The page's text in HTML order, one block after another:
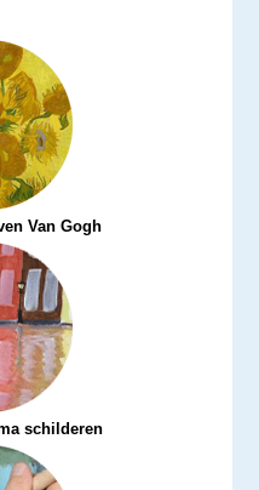
Van Gogh
schilderen